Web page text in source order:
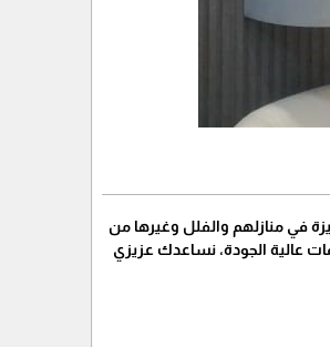
في منازلهم والفلل وغيرها من
عالية الجودة، نساعدك عزيزي